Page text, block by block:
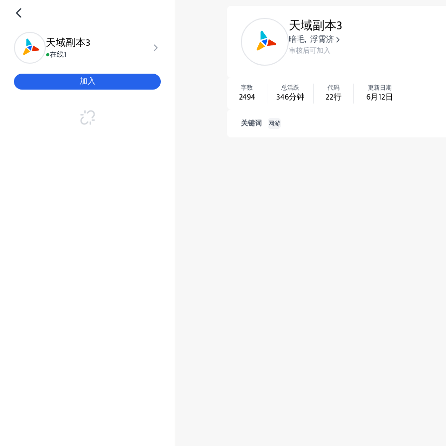
天域副本3
在线1
加入
天域副本3
暗毛, 浮霄济
审核后可加入
字数
2494
总活跃
346分钟
代码
22行
更新日期
6月12日
关键词 网游